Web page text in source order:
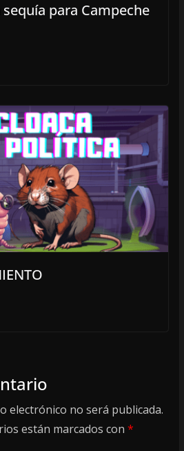
para Campeche
electrónico no será publicada.
están marcados con *